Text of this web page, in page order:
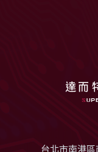
台北市南港